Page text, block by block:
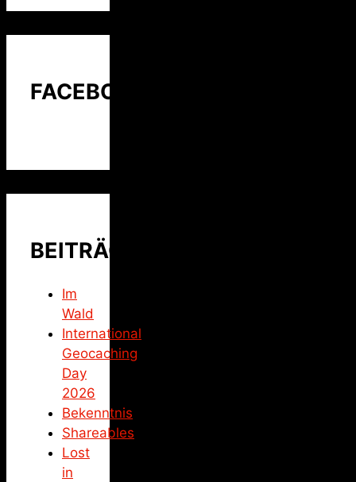
FACEBOOK
BEITRÄGE
Im
Wald
International
Geocaching
Day
2026
Bekenntnis
Shareables
Lost
in